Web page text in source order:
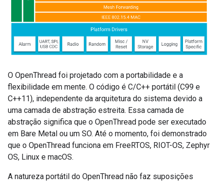
O OpenThread foi projetado com a portabilidade e a
flexibilidade em mente. O código é C/C++ portátil (C99 e
C++11), independente da arquitetura do sistema devido a
uma camada de abstração estreita. Essa camada de
abstração significa que o OpenThread pode ser executado
em Bare Metal ou um SO. Até o momento, foi demonstrado
que o OpenThread funciona em FreeRTOS, RIOT-OS, Zephyr
OS, Linux e macOS.
A natureza portátil do OpenThread não faz suposições